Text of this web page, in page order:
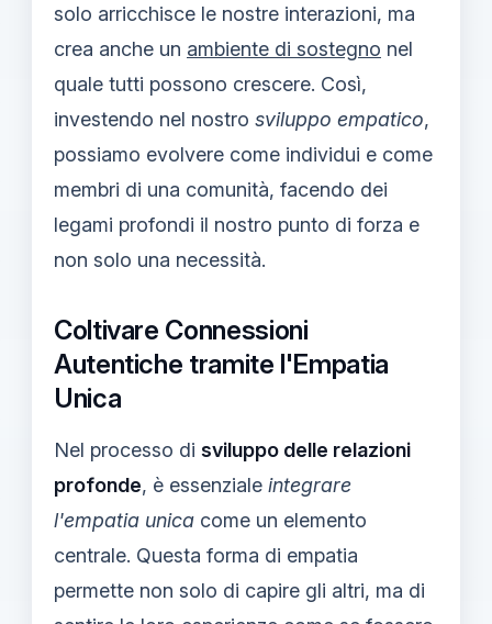
solo arricchisce le nostre interazioni, ma
crea anche un ambiente di sostegno nel
quale tutti possono crescere. Così,
investendo nel nostro sviluppo empatico,
possiamo evolvere come individui e come
membri di una comunità, facendo dei
legami profondi il nostro punto di forza e
non solo una necessità.
Coltivare Connessioni
Autentiche tramite l'Empatia
Unica
Nel processo di sviluppo delle relazioni
profonde, è essenziale integrare
l'empatia unica come un elemento
centrale. Questa forma di empatia
permette non solo di capire gli altri, ma di